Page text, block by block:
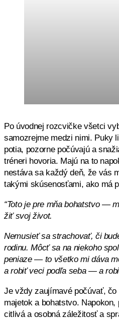
Po úvodnej rozcvičke všetci
samozrejme medzi nimi. Puky
potia, pozorne počúvajú a
tréneri hovoria. Majú na to
nestáva sa každý deň, že vás
takými skúsenosťami, ako má
“Toto je pre mňa bohatstvo —
žiť svoj život.
Nemusieť sa strachovať, či
rodinu. Môcť sa na niekoho
peniaze — to všetko mi dáva
a robiť veci podľa seba — a
Je vždy zaujímavé počúvať, čo
majetok a bohatstvo.
citlivá a osobná záležitosť a